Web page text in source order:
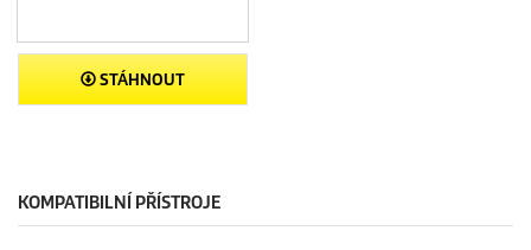
STÁHNOUT
KOMPATIBILNÍ PŘÍSTROJE